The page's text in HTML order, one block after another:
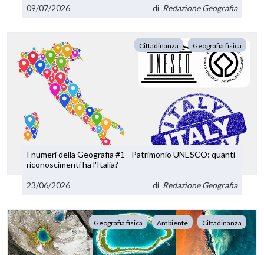
09/07/2026 di Redazione Geografia
Cittadinanza Geografia fisica
I numeri della Geografia #1 - Patrimonio UNESCO: quanti
riconoscimenti ha l'Italia?
23/06/2026 di Redazione Geografia
Geografia fisica Ambiente Cittadinanza